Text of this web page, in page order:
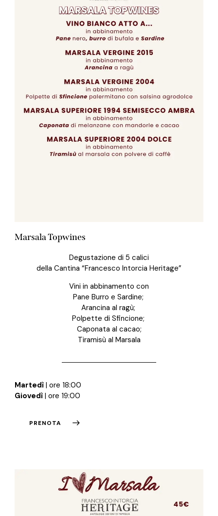
Marsala Topwines
Degustazione di 5 calici
della Cantina “Francesco Intorcia Heritage”
Vini in abbinamento con
Pane Burro e Sardine;
Arancina al ragù;
Polpette di Sfincione;
Caponata al cacao;
Tiramisù al Marsala
Martedì | ore 18:00
Giovedì | ore 19:00
PRENOTA